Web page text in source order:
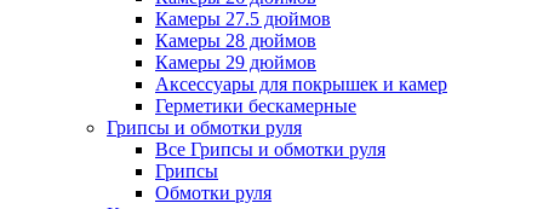
Камеры 27.5 дюймов
Камеры 28 дюймов
Камеры 29 дюймов
Аксессуары для покрышек и камер
Герметики бескамерные
Грипсы и обмотки руля
Все Грипсы и обмотки руля
Грипсы
Обмотки руля